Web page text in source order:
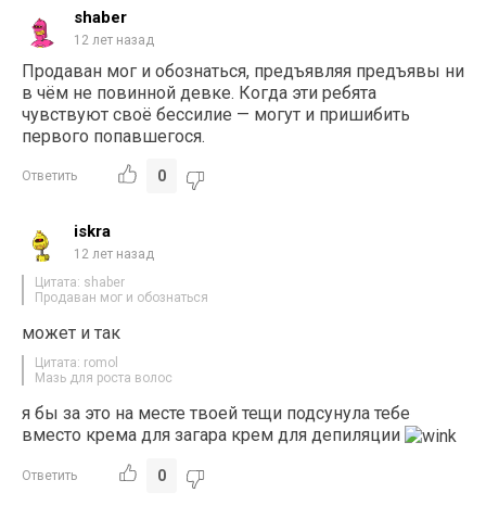
shaber
12 лет назад
Продаван мог и обознаться, предъявляя предъявы ни
в чём не повинной девке. Когда эти ребята
чувствуют своё бессилие — могут и пришибить
первого попавшегося.
Ответить 0
iskra
12 лет назад
Цитата: shaber
Продаван мог и обознаться
может и так
Цитата: romol
Мазь для роста волос
я бы за это на месте твоей тещи подсунула тебе
вместо крема для загара крем для депиляции
Ответить 0